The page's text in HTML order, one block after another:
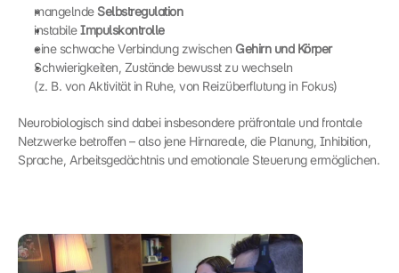
mangelnde Selbstregulation
instabile Impulskontrolle
eine schwache Verbindung zwischen Gehirn und Körper
Schwierigkeiten, Zustände bewusst zu wechseln
(z. B. von Aktivität in Ruhe, von Reizüberflutung in Fokus)
Neurobiologisch sind dabei insbesondere präfrontale und frontale
Netzwerke betroffen – also jene Hirnareale, die Planung, Inhibition,
Sprache, Arbeitsgedächtnis und emotionale Steuerung ermöglichen.